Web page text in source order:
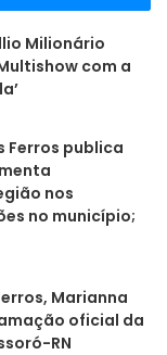
Milionário
com a
Ferros publica
nos
no município;
Marianna
oficial da
RN